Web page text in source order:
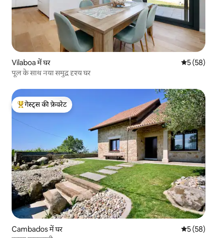
Vilaboa में घर औसत रेटिंग
5 (58)
पूल के साथ नया समुद्र दृश्य घर
गेस्ट्स का टॉप फ़ेवरेट
गेस्ट्स की फ़ेवरेट
Cambados में घर औसत रेटिंग
5 (58)